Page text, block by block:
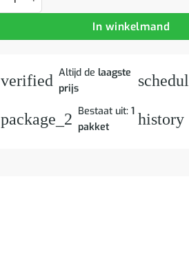
In winkelmand
verified Altijd de laagste
prijs
package_2 Bestaat uit: 1
pakket
history